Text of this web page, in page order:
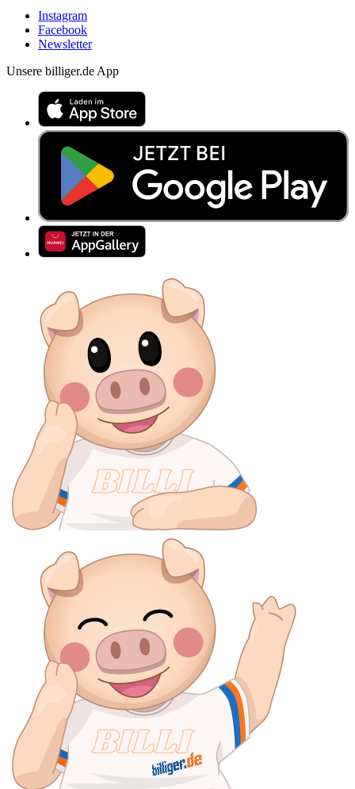
Instagram
Facebook
Newsletter
Unsere billiger.de App